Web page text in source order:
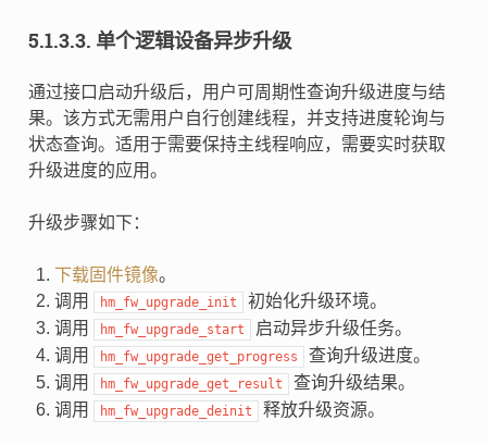
5.1.3.3. 单个逻辑设备异步升级
通过接口启动升级后，用户可周期性查询升级进度与结
果。该方式无需用户自行创建线程，并支持进度轮询与
状态查询。适用于需要保持主线程响应，需要实时获取
升级进度的应用。
升级步骤如下：
下载固件镜像。
调用
hm_fw_upgrade_init
初始化升级环境。
调用
hm_fw_upgrade_start
启动异步升级任务。
调用
hm_fw_upgrade_get_progress
查询升级进度。
调用
hm_fw_upgrade_get_result
查询升级结果。
调用
hm_fw_upgrade_deinit 释放升级资源。